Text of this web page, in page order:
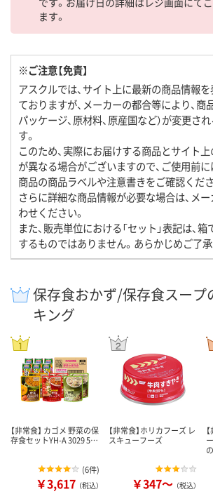
ます。
※ご注意【免責】
アスクルでは、サイト上に最新の商品情報
ておりますが、メーカーの都合等により、商品
パッケージ、原材料、原産国など）が変更さ
す。
このため、実際にお届けする商品とサイト
が異なる場合がございますので、ご使用前
商品の商品ラベルや注意書きをご確認くださ
さらに詳細な商品情報が必要な場合は、メ
わせください。
また、販売単位における「セット」表記は、
するものではありません。あらかじめご了承
保存食おかず/保存食スープ
キング
【非常食】 カゴメ 野菜の保
存食セットYH-A 3029 5…
(6件)
￥3,617 （税込）
【非常食】ホリカフーズ レ
スキューフーズ
￥347～ （税込）